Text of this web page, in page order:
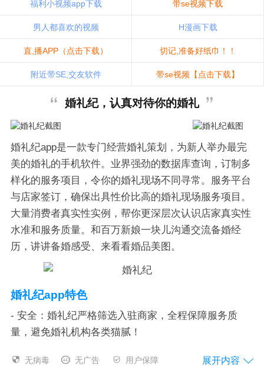
福利小视频app下载 带se视频下载
男人都喜欢的视频 H漫画下载
直,播APP（点击下载） 切记,准备好纸巾！！
附近带SE,交友软件 带se视频【点击下载】
婚礼纪，认真对待你的婚礼
婚礼纪app是一款专门经营婚礼策划，为新人举办最完
美的婚礼的手机软件。业界强劲的数据库查询，订制多
样化的服务项目，令你的婚礼现场不同寻常。服务平台
与店家签订，确保出具性价比高的婚礼现场服务项目。
大量消费者真实性实例，帮你更深层次认识店家真实性
水准和服务质量。和百万新娘一块儿沟通交流备婚经
历，讲讲备婚感受、来看看婚品美图。
婚礼纪app特色
- 安全：婚礼纪严格筛选入驻商家，全程保障服务质
量，避免婚礼机构各类猫腻！
- 实惠：平台与商家签约，保证提供高性价比的婚礼服
无病毒 无广告 用户保障 展开内容